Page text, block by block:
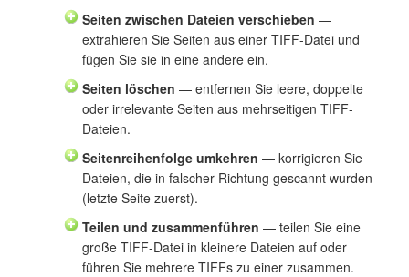
Seiten zwischen Dateien verschieben —
extrahieren Sie Seiten aus einer TIFF-Datei und
fügen Sie sie in eine andere ein.
Seiten löschen — entfernen Sie leere, doppelte
oder irrelevante Seiten aus mehrseitigen TIFF-
Dateien.
Seitenreihenfolge umkehren — korrigieren Sie
Dateien, die in falscher Richtung gescannt wurden
(letzte Seite zuerst).
Teilen und zusammenführen — teilen Sie eine
große TIFF-Datei in kleinere Dateien auf oder
führen Sie mehrere TIFFs zu einer zusammen.